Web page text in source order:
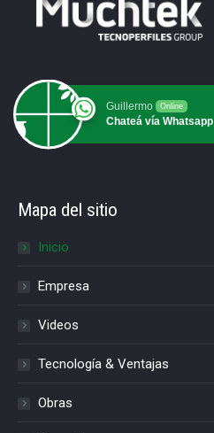
Guillermo Online
Chateá vía Whatsapp
Mapa del sitio
Inicio
Empresa
Videos
Tecnología & Ventajas
Obras